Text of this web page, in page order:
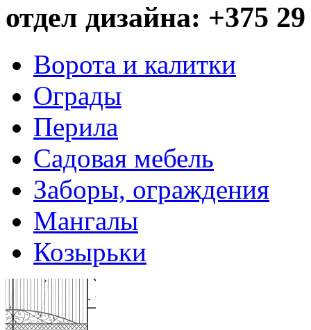
отдел дизайна: +375
Ворота и калитки
Ограды
Перила
Садовая мебель
Заборы, ограждения
Мангалы
Козырьки